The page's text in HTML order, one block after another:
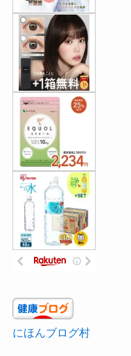
にほんブログ村